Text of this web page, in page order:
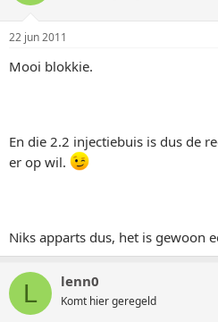
22 jun 2011
Mooi blokkie.
En die 2.2 injectiebuis is dus de
er op wil.
Niks apparts dus, het is gewoon
L lenn0
Komt hier geregeld